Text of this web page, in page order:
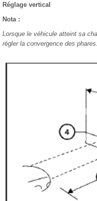
Réglage vertical
Nota :
Lorsque le véhicule atteint sa
régler la convergence des